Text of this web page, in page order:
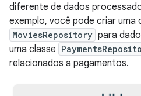
diferente de dados
exemplo, você pode criar uma
MoviesRepository para
uma classe
relacionados a pagamentos.